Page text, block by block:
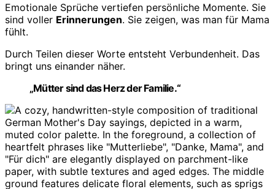
Emotionale Sprüche vertiefen persönliche Momente. Sie
sind voller Erinnerungen. Sie zeigen, was man für Mama
fühlt.
Durch Teilen dieser Worte entsteht Verbundenheit. Das
bringt uns einander näher.
„Mütter sind das Herz der Familie.“